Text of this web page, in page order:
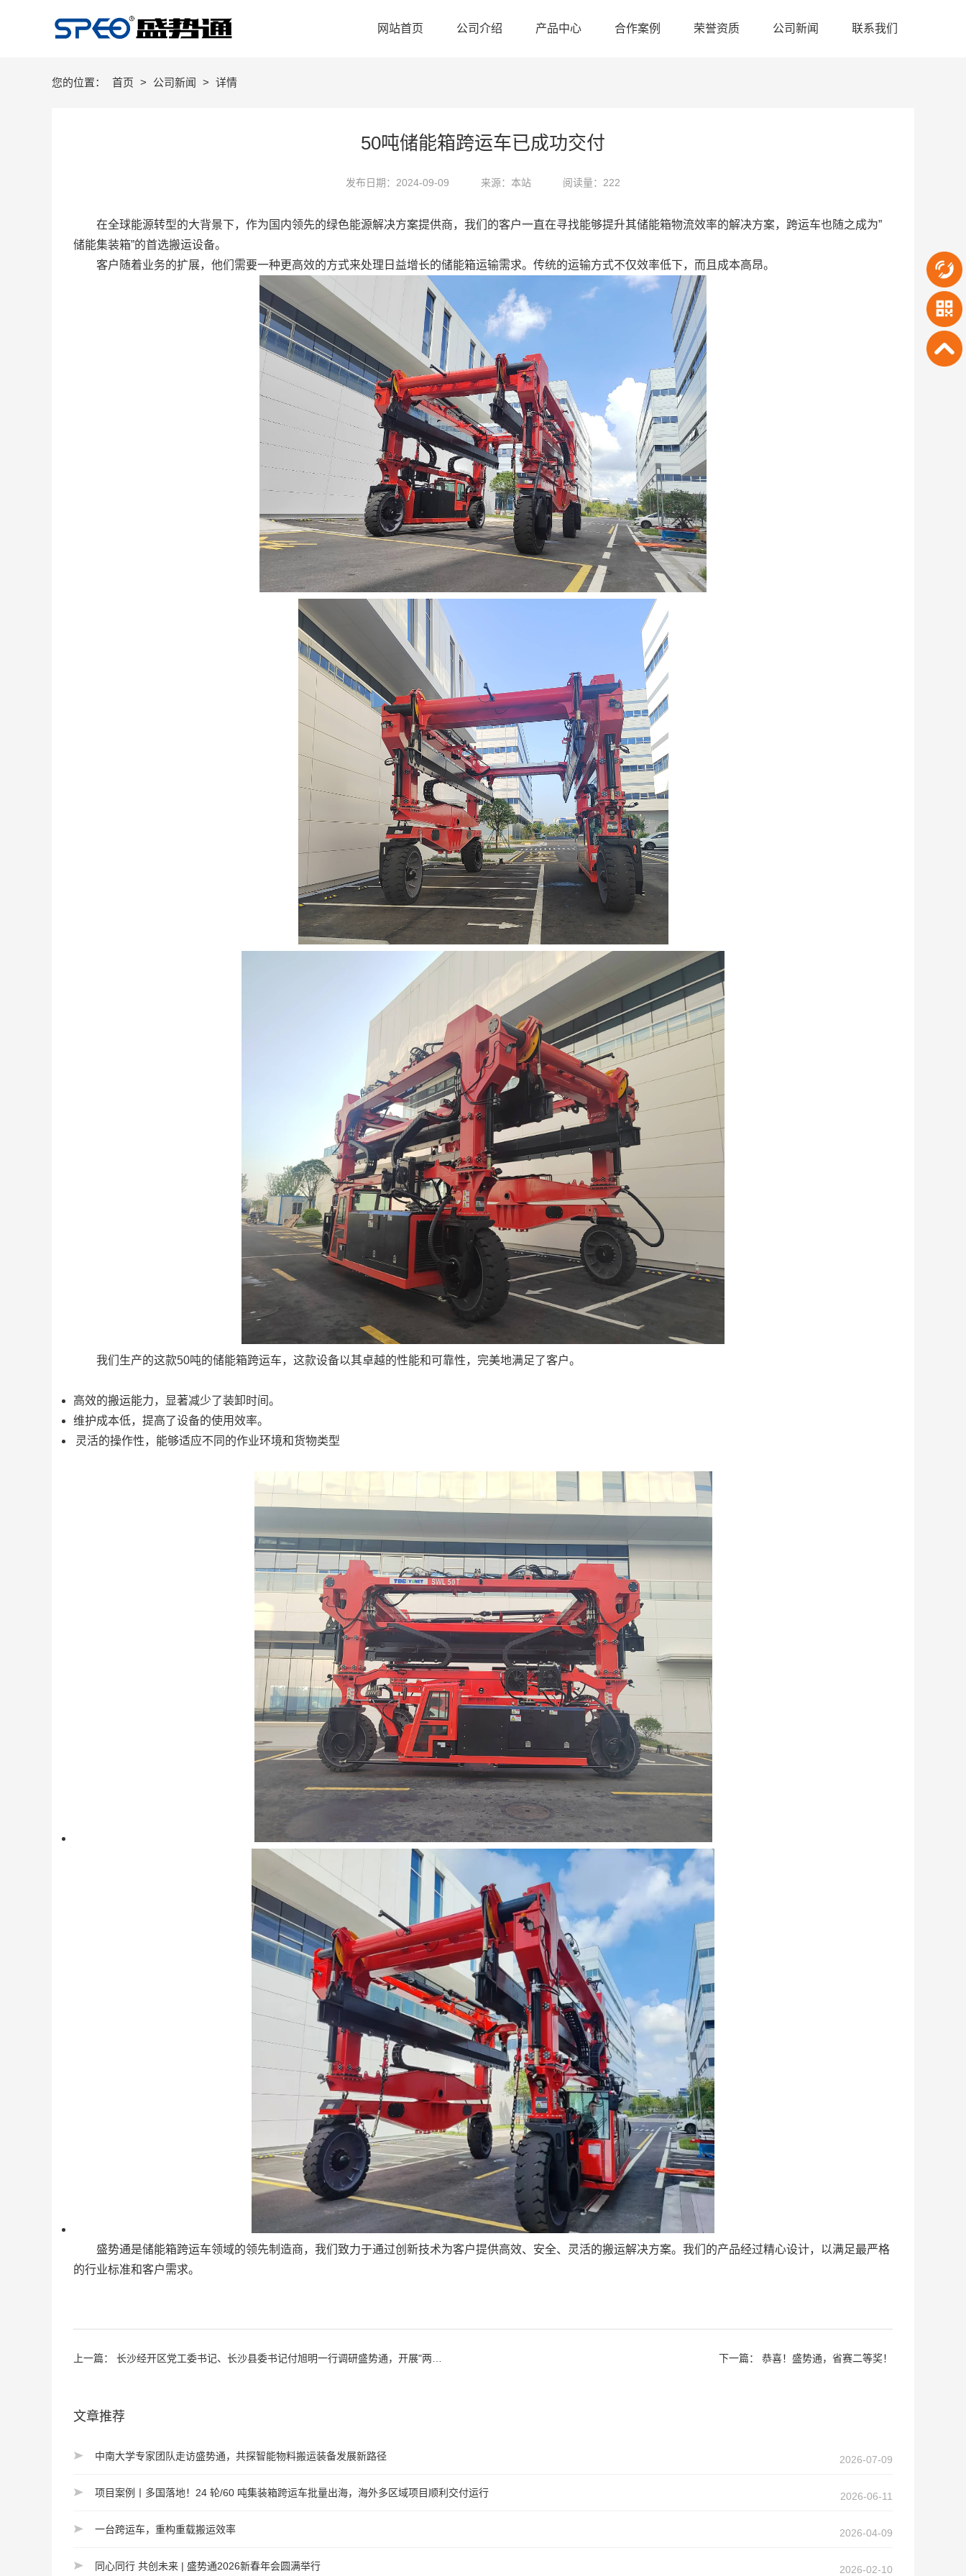
网站首页 公司介绍 产品中心 合作案例 荣誉资质 公司新闻 联系我们
您的位置： 首页 > 公司新闻 > 详情
50吨储能箱跨运车已成功交付
发布日期：2024-09-09 来源：本站 阅读量：222
在全球能源转型的大背景下，作为国内领先的绿色能源解决方案提供商，我们的客户一直在寻找能够提升其储能箱物流效率的解决方案，跨运车也随之成为”
储能集装箱”的首选搬运设备。
客户随着业务的扩展，他们需要一种更高效的方式来处理日益增长的储能箱运输需求。传统的运输方式不仅效率低下，而且成本高昂。
我们生产的这款50吨的储能箱跨运车，这款设备以其卓越的性能和可靠性，完美地满足了客户。
高效的搬运能力，显著减少了装卸时间。
维护成本低，提高了设备的使用效率。
灵活的操作性，能够适应不同的作业环境和货物类型
盛势通是储能箱跨运车领域的领先制造商，我们致力于通过创新技术为客户提供高效、安全、灵活的搬运解决方案。我们的产品经过精心设计，以满足最严格
的行业标准和客户需求。
上一篇： 长沙经开区党工委书记、长沙县委书记付旭明一行调研盛势通，开展"两重""两新"送解优专项行动 下一篇： 恭喜！盛势通，省赛二等奖！
文章推荐
中南大学专家团队走访盛势通，共探智能物料搬运装备发展新路径 2026-07-09
项目案例丨多国落地！24 轮/60 吨集装箱跨运车批量出海，海外多区域项目顺利交付运行 2026-06-11
一台跨运车，重构重载搬运效率 2026-04-09
同心同行 共创未来 | 盛势通2026新春年会圆满举行 2026-02-10